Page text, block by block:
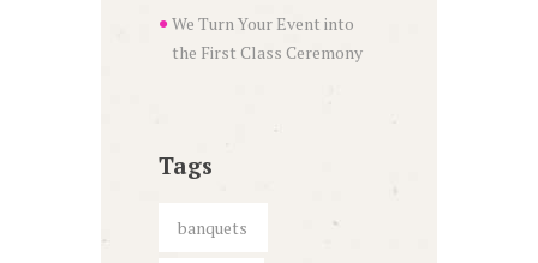
We Turn Your Event into
the First Class Ceremony
Tags
banquets